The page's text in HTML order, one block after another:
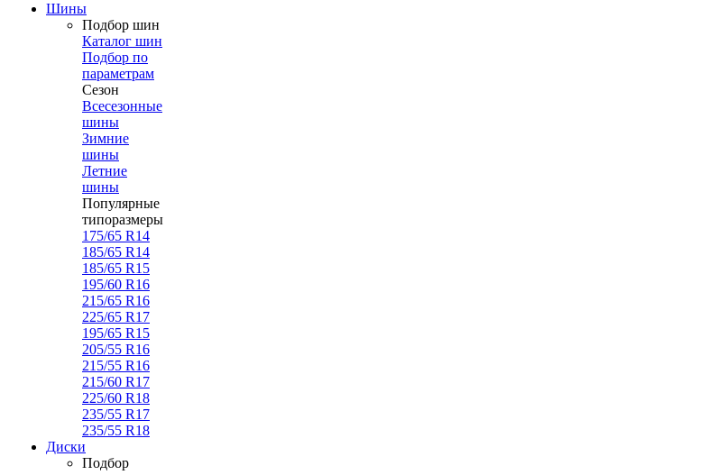
Шины
Подбор шин
Каталог шин
Подбор по
параметрам
Сезон
Всесезонные
шины
Зимние
шины
Летние
шины
Популярные
типоразмеры
175/65 R14
185/65 R14
185/65 R15
195/60 R16
215/65 R16
225/65 R17
195/65 R15
205/55 R16
215/55 R16
215/60 R17
225/60 R18
235/55 R17
235/55 R18
Диски
Подбор